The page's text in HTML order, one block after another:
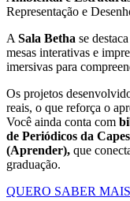
Representação e
A Sala Betha se
mesas interativas e
imersivas para
Os projetos
reais, o que reforça o
Você ainda conta com
de Periódicos da Capes
(Aprender), que
graduação.
QUERO SABER MAIS